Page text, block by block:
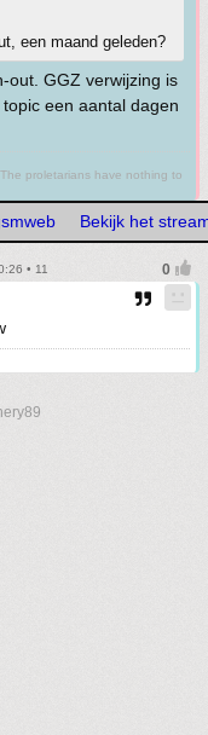
een maand geleden?
out. GGZ verwijzing is
een aantal dagen
proletarians have nothing to
Bekijk het
• 11